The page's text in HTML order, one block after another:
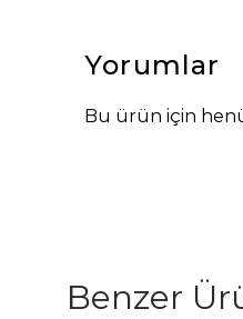
Yorumlar
Bu ürün için
Benzer